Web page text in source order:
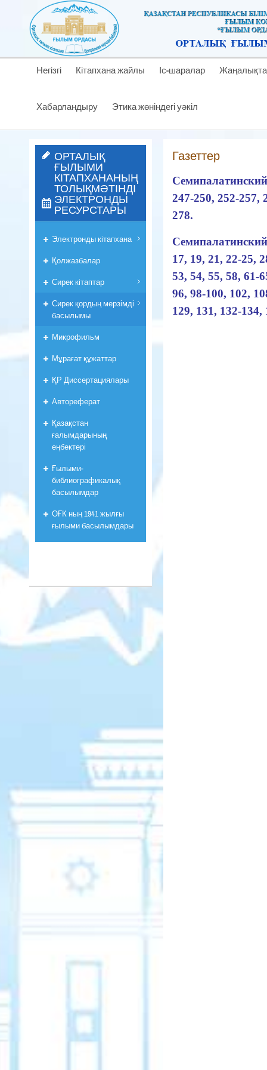
Негізгі Кітапхана жайлы Іс-шаралар
Хабарландыру Этика жөніндегі уәкіл
Газеттер
247-250, 252-257,
278.
17, 19, 21, 22-25,
53, 54, 55, 58, 61-
96, 98-100, 102,
129, 131, 132-
ОРТАЛЫҚ
ҒЫЛЫМИ
КІТАПХАНАНЫҢ
ТОЛЫҚМӘТІНДІ
ЭЛЕКТРОНДЫ
РЕСУРСТАРЫ
Электронды кітапхана
Қолжазбалар
Сирек кітаптар
Сирек қордың мерзімді
басылымы
Микрофильм
Мұрағат құжаттар
ҚР Диссертациялары
Автореферат
Қазақстан
ғалымдарының
еңбектері
Ғылыми-
библиографикалық
басылымдар
ОҒК ның 1941 жылғы
ғылыми басылымдары